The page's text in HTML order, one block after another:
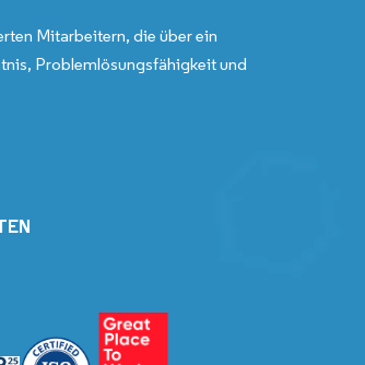
Mitarbeitern, die über ein
Problemlösungsfähigkeit und